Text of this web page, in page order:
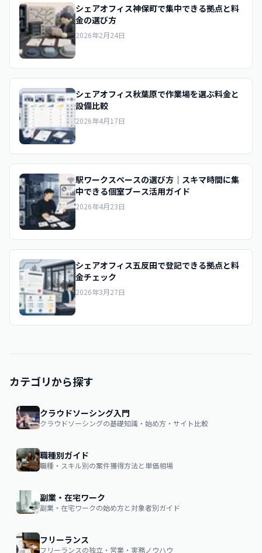
シェアオフィス神保町で集中できる拠点と料
金の選び方
2026年2月24日
シェアオフィス秋葉原で作業場を選ぶ料金と
設備比較
2026年4月17日
駅ワークスペースの選び方｜スキマ時間に集
中できる個室ブース活用ガイド
2026年4月23日
シェアオフィス五反田で登記できる拠点と料
金チェック
2026年3月27日
カテゴリから探す
クラウドソーシング入門
クラウドソーシングの基礎知識・始め方・サイト比較
職種別ガイド
職種・スキル別の案件獲得方法と単価相場
副業・在宅ワーク
副業・在宅ワークの始め方と対象者別ガイド
フリーランス
フリーランスの独立・営業・実務ノウハウ